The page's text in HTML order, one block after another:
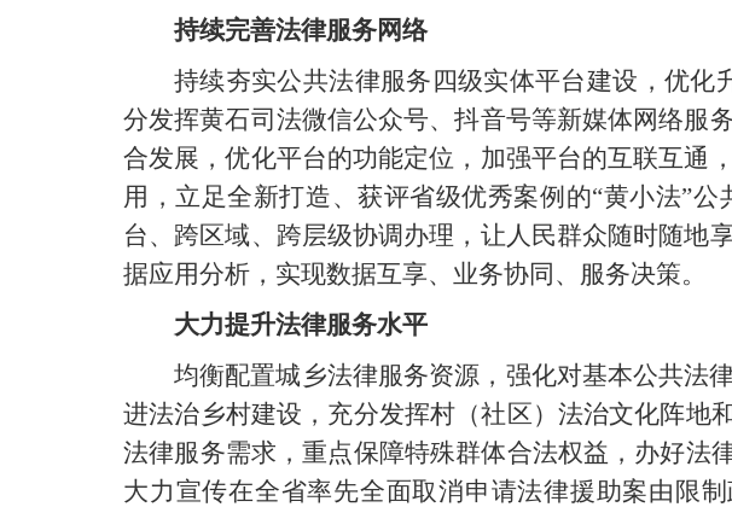
持续完善法律服务网络
持续夯实公共法律服务四级实体平台建设，优化
分发挥黄石司法微信公众号、抖音号等新媒体网络服
合发展，优化平台的功能定位，加强平台的互联互通
用，立足全新打造、获评省级优秀案例的“黄小法”
台、跨区域、跨层级协调办理，让人民群众随时随地
据应用分析，实现数据互享、业务协同、服务决策。
大力提升法律服务水平
均衡配置城乡法律服务资源，强化对基本公共法
进法治乡村建设，充分发挥村（社区）法治文化阵地
法律服务需求，重点保障特殊群体合法权益，办好法
大力宣传在全省率先全面取消申请法律援助案由限